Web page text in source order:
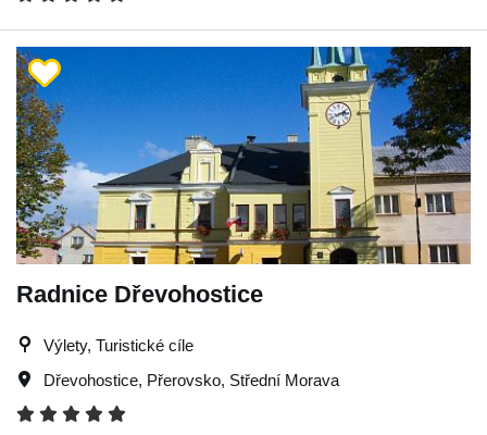
Radnice Dřevohostice
Výlety, Turistické cíle
Dřevohostice, Přerovsko, Střední Morava